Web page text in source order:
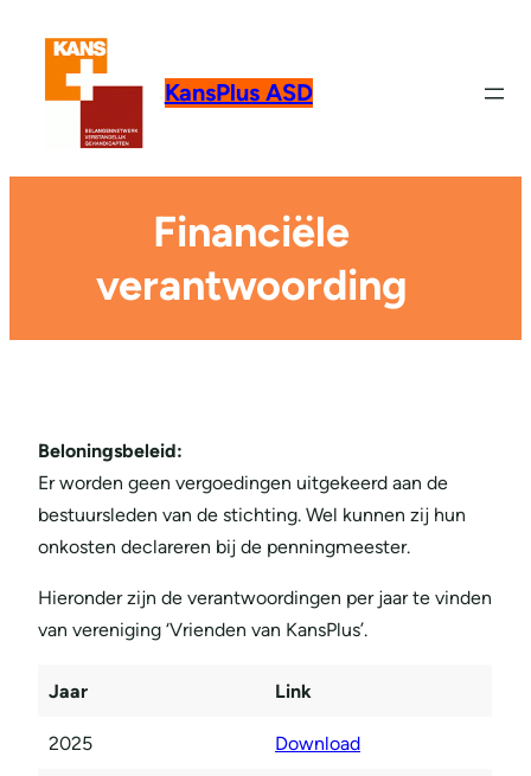
KansPlus ASD
Financiële
verantwoording
Beloningsbeleid:
Er worden geen vergoedingen uitgekeerd aan de
bestuursleden van de stichting. Wel kunnen zij hun
onkosten declareren bij de penningmeester.
Hieronder zijn de verantwoordingen per jaar te vinden
van vereniging ‘Vrienden van KansPlus’.
Jaar Link
2025 Download